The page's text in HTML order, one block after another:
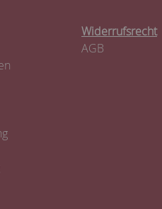
Widerrufsrecht
AGB